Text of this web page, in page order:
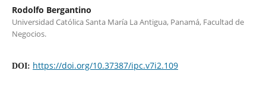
Rodolfo Bergantino
Universidad Católica Santa María La Antigua, Panamá, Facultad de
Negocios.
DOI: https://doi.org/10.37387/ipc.v7i2.109